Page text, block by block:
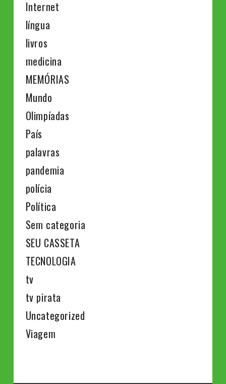
Internet
língua
livros
medicina
MEMÓRIAS
Mundo
Olimpíadas
País
palavras
pandemia
polícia
Política
Sem categoria
SEU CASSETA
TECNOLOGIA
tv
tv pirata
Uncategorized
Viagem